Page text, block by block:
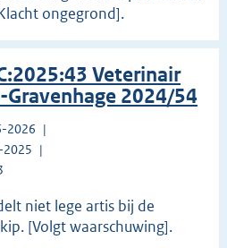
ongegrond].
Veterinair
Gravenhage 2024/54
2026
2025
niet lege artis bij de
[Volgt waarschuwing].